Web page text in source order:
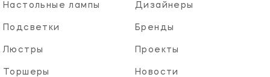
Настольные лампы
Подсветки
Люстры
Торшеры
Дизайнеры
Бренды
Проекты
Новости